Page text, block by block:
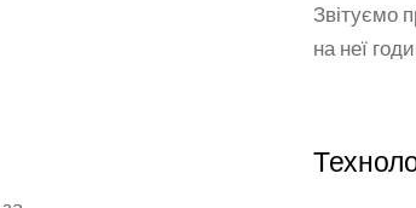
Звітуємо
на неї